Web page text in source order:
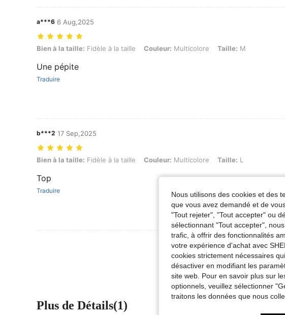
a***6 6 Aug,2025
Bien à la taille: Fidèle à la taille, Couleur: Multicolore, Taille: M
Bien à la taille: Fidèle à la taille Couleur: Multicolore Taille: M
Une pépite
Traduire
b***2 17 Sep,2025
Bien à la taille: Fidèle à la taille, Couleur: Multicolore, Taille: L
Bien à la taille: Fidèle à la taille Couleur: Multicolore Taille: L
Top
Traduire
Voir Plus D'avis
Plus de Détails(1)
Nous utilisons des cookies et des
que vous avez demandé et de
"Tout rejeter", "Tout accepter" ou
sélectionnant "Tout accepter",
trafic, à offrir des fonctionnalités
votre expérience d'achat avec
cookies strictement nécessaires
désactiver en modifiant les
site web. Pour en savoir plus sur
optionnels, veuillez sélectionner
traitons les données que nous